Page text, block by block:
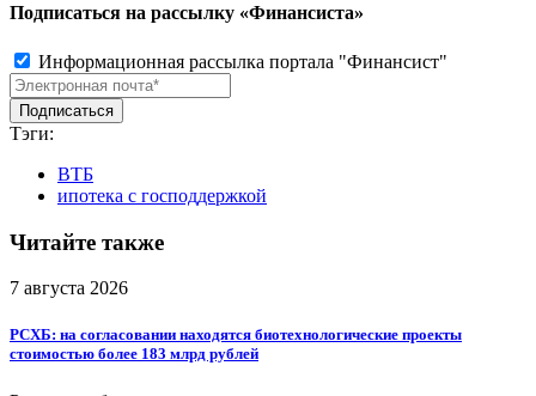
Подписаться на рассылку «Финансиста»
Информационная рассылка портала "Финансист"
Тэги:
ВТБ
ипотека с господдержкой
Читайте также
7 августа 2026
РСХБ: на согласовании находятся биотехнологические проекты
стоимостью более 183 млрд рублей